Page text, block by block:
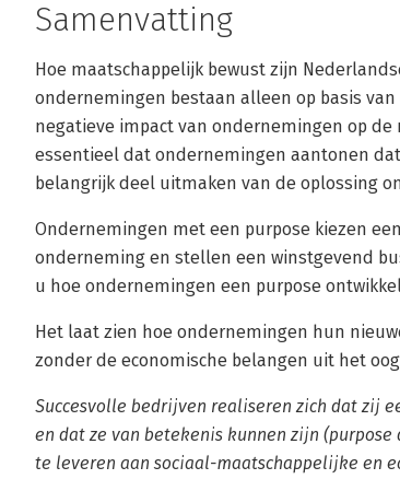
Samenvatting
Hoe maatschappelijk bewust zijn
ondernemingen bestaan alleen op basis
negatieve impact van ondernemingen op
essentieel dat ondernemingen aantonen
belangrijk deel uitmaken van de oplossing
Ondernemingen met een purpose kiezen
onderneming en stellen een winstgevend
u hoe ondernemingen een purpose
Het laat zien hoe ondernemingen hun
zonder de economische belangen uit het
Succesvolle bedrijven realiseren zich dat zij
en dat ze van betekenis kunnen zijn
te leveren aan sociaal-maatschappelijke en